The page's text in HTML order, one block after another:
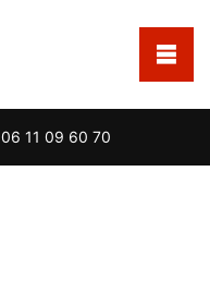
06 11 09 60 70